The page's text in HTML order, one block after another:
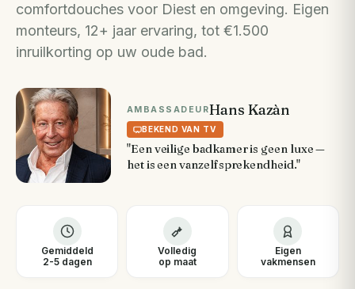
comfortdouches voor Diest en omgeving. Eigen
monteurs, 12+ jaar ervaring, tot €1.500
inruilkorting op uw oude bad.
AMBASSADEURHans Kazàn
BEKEND VAN TV
"Een veilige badkamer is geen luxe —
het is een vanzelfsprekendheid."
Gemiddeld
2-5 dagen
Volledig
op maat
Eigen
vakmensen